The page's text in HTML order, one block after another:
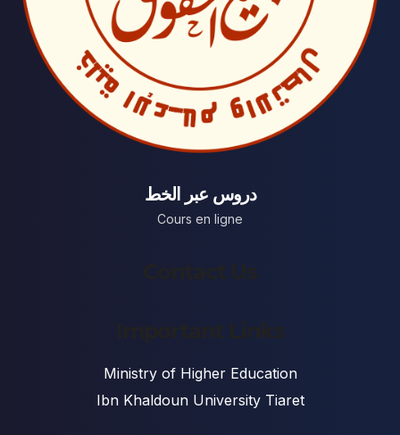
دروس عبر الخط
Cours en ligne
Contact Us
Important Links
Ministry of Higher Education
Ibn Khaldoun University Tiaret